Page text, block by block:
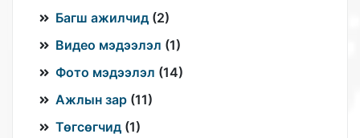
Багш ажилчид (2)
Видео мэдээлэл (1)
Фото мэдээлэл (14)
Ажлын зар (11)
Төгсөгчид (1)